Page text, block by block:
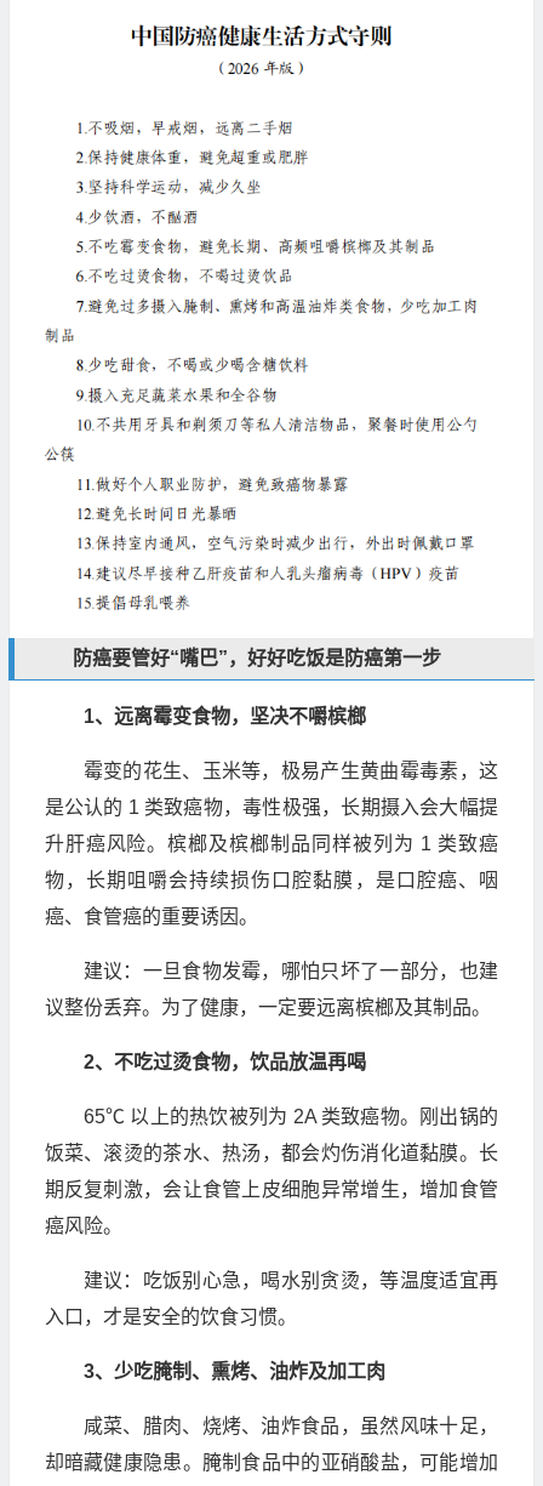
防癌要管好“嘴巴”，好好吃饭是防癌第一步
1、远离霉变食物，坚决不嚼槟榔
霉变的花生、玉米等，极易产生黄曲霉毒素，这
是公认的 1 类致癌物，毒性极强，长期摄入会大幅提
升肝癌风险。槟榔及槟榔制品同样被列为 1 类致癌
物，长期咀嚼会持续损伤口腔黏膜，是口腔癌、咽
癌、食管癌的重要诱因。
建议：一旦食物发霉，哪怕只坏了一部分，也建
议整份丢弃。为了健康，一定要远离槟榔及其制品。
2、不吃过烫食物，饮品放温再喝
65℃ 以上的热饮被列为 2A 类致癌物。刚出锅的
饭菜、滚烫的茶水、热汤，都会灼伤消化道黏膜。长
期反复刺激，会让食管上皮细胞异常增生，增加食管
癌风险。
建议：吃饭别心急，喝水别贪烫，等温度适宜再
入口，才是安全的饮食习惯。
3、少吃腌制、熏烤、油炸及加工肉
咸菜、腊肉、烧烤、油炸食品，虽然风味十足，
却暗藏健康隐患。腌制食品中的亚硝酸盐，可能增加